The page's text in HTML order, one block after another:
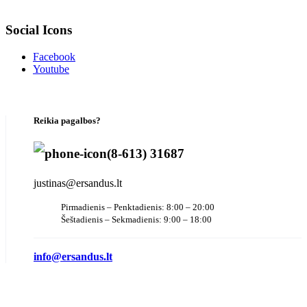
Social Icons
Facebook
Youtube
Reikia pagalbos?
(8-613) 31687
justinas@ersandus.lt
Pirmadienis – Penktadienis: 8:00 – 20:00
Šeštadienis – Sekmadienis: 9:00 – 18:00
info@ersandus.lt